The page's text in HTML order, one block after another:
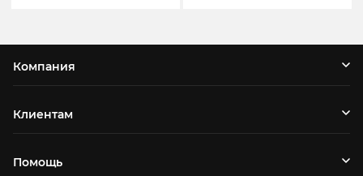
Компания
Клиентам
Помощь